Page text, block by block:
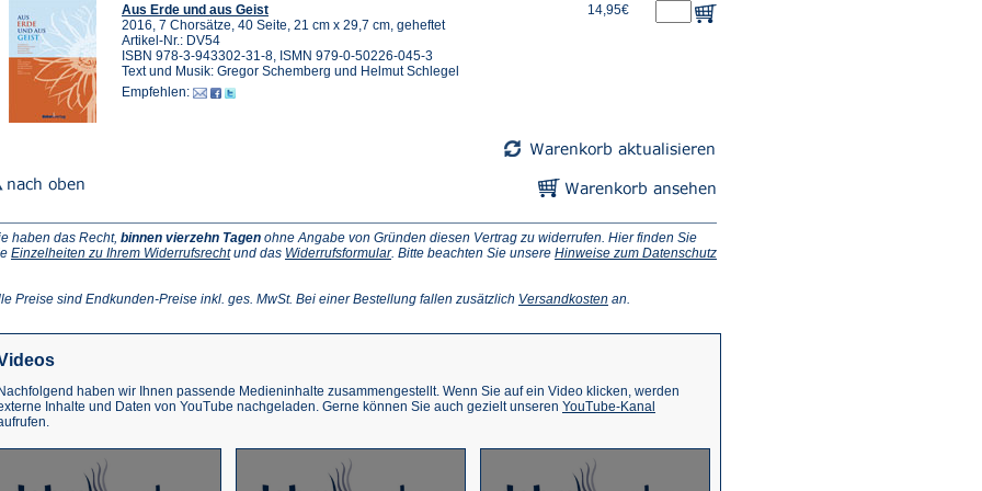
Aus Erde und aus Geist
2016, 7 Chorsätze, 40 Seite, 21 cm x 29,7 cm, geheftet
Artikel-Nr.: DV54
ISBN 978-3-943302-31-8, ISMN 979-0-50226-045-3
Text und Musik: Gregor Schemberg und Helmut Schlegel
Empfehlen:
14,95€
haben das Recht, binnen vierzehn Tagen ohne Angabe von Gründen diesen Vertrag zu widerrufen. Hier finden Sie
Einzelheiten zu Ihrem Widerrufsrecht(Öffnet
neuen
und das Widerrufsformular(Öffnet
neuen
. Bitte beachten Sie unsere Hinweise zum Datenschutz
Preise sind Endkunden-Preise inkl. ges. MwSt. Bei einer Bestellung fallen zusätzlich Versandkosten (Öffnet
an.
Nachfolgend haben wir Ihnen passende Medieninhalte zusammengestellt. Wenn Sie auf ein Video klicken, werden
Inhalte und Daten von YouTube nachgeladen. Gerne können Sie auch gezielt unseren YouTube-Kanal
neuen